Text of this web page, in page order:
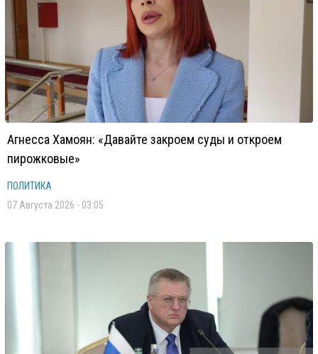
Агнесса Хамоян: «Давайте закроем суды и откроем
пирожковые»
ПОЛИТИКА
07 Августа 2026 - 03:05